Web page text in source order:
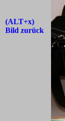
(ALT+x)
Bild zurück